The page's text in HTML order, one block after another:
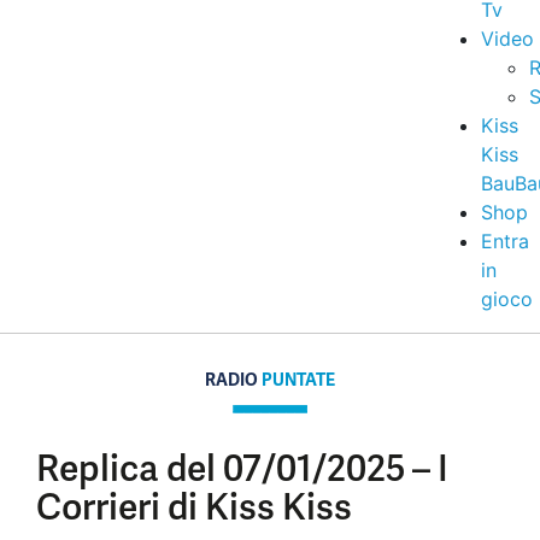
Tv
Video
Kiss
Kiss
Shop
Entra
in
gioco
RADIO PUNTATE
Replica del 07/01/2025 – I
Corrieri di Kiss Kiss